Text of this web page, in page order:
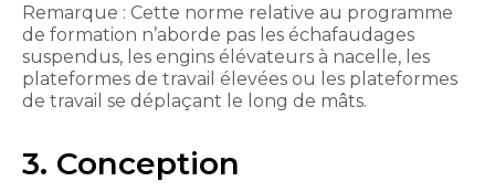
Remarque : Cette norme relative au programme
de formation n’aborde pas les échafaudages
suspendus, les engins élévateurs à nacelle, les
plateformes de travail élevées ou les plateformes
de travail se déplaçant le long de mâts.
3. Conception